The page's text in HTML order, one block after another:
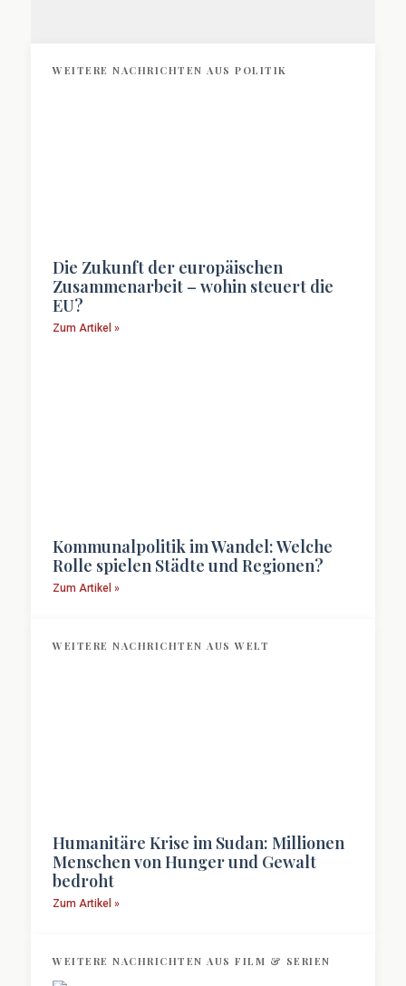
WEITERE NACHRICHTEN AUS POLITIK
Die Zukunft der europäischen
Zusammenarbeit – wohin steuert die
EU?
Zum Artikel »
Kommunalpolitik im Wandel: Welche
Rolle spielen Städte und Regionen?
Zum Artikel »
WEITERE NACHRICHTEN AUS WELT
Humanitäre Krise im Sudan: Millionen
Menschen von Hunger und Gewalt
bedroht
Zum Artikel »
WEITERE NACHRICHTEN AUS FILM & SERIEN